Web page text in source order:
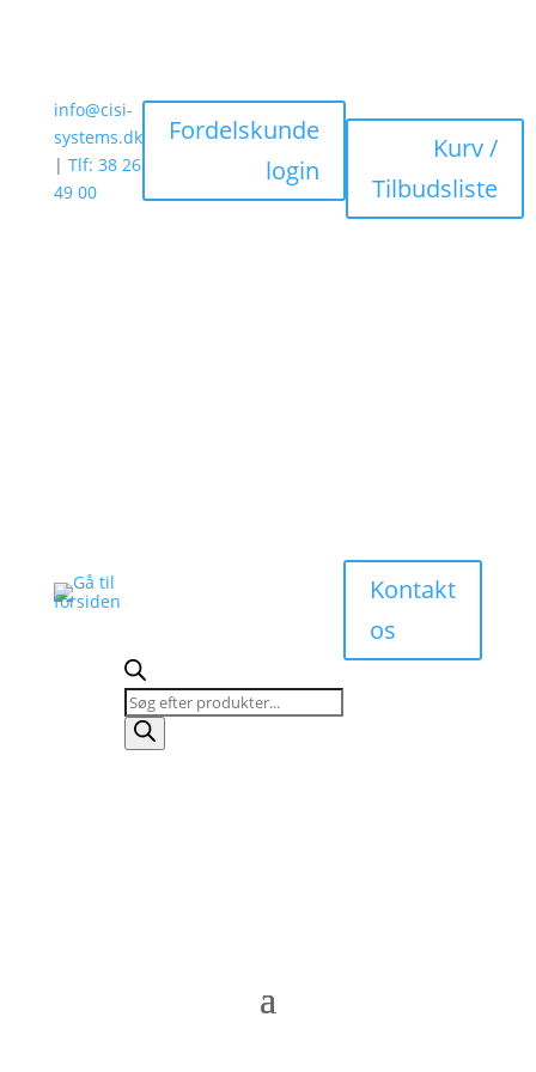
info@cisi-
systems.dk
| Tlf: 38 26
49 00
Fordelskunde
login
Kurv /
Tilbudsliste
Products
search
Kontakt
os